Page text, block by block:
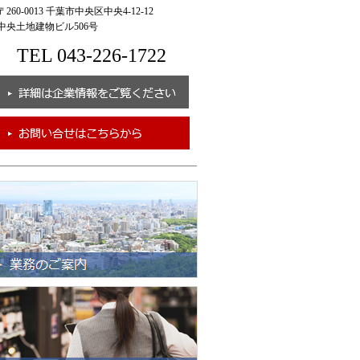
0013 千葉市中央区中央4-12-12
土地建物ビル506号
TEL 043-226-1722